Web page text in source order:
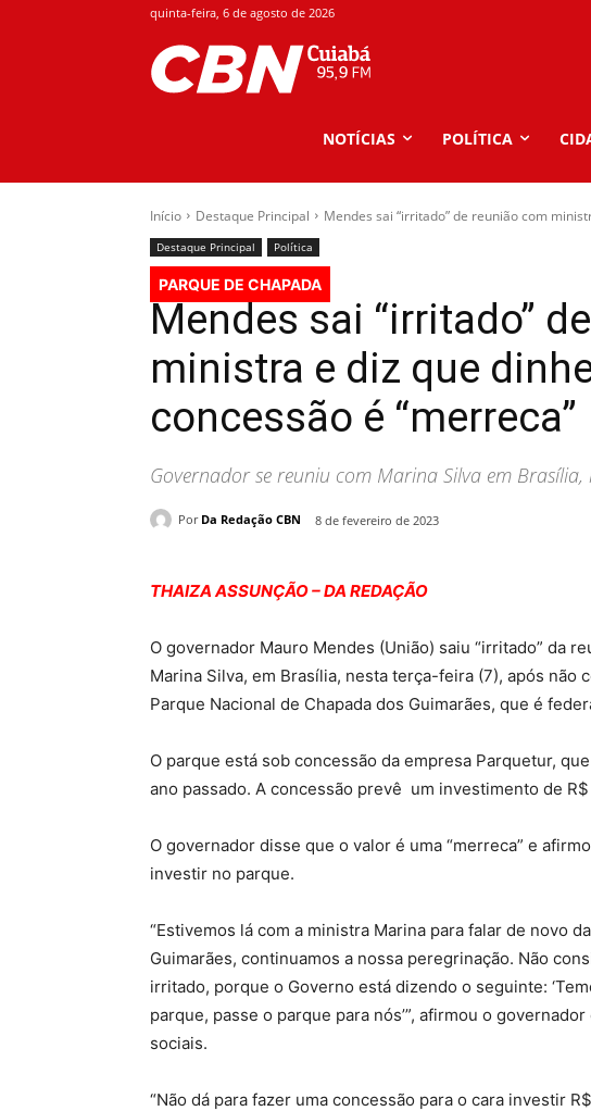
quinta-feira, 6 de agosto de 2026
NOTÍCIAS POLÍTICA
Início Destaque Principal Mendes sai “irritado” de reunião com
Destaque Principal Política
PARQUE DE CHAPADA
Mendes sai “irritado”
ministra e diz que
concessão é “merreca”
Governador se reuniu com Marina Silva em Brasília,
Por Da Redação CBN 8 de fevereiro de 2023
THAIZA ASSUNÇÃO – DA REDAÇÃO
O governador Mauro Mendes (União) saiu “irritado” da
Marina Silva, em Brasília, nesta terça-feira (7), após não
Parque Nacional de Chapada dos Guimarães, que é
O parque está sob concessão da empresa Parquetur,
ano passado. A concessão prevê um investimento de
O governador disse que o valor é uma “merreca” e
investir no parque.
“Estivemos lá com a ministra Marina para falar de novo
Guimarães, continuamos a nossa peregrinação. Não
irritado, porque o Governo está dizendo o seguinte:
parque, passe o parque para nós’”, afirmou o
sociais.
“Não dá para fazer uma concessão para o cara investir